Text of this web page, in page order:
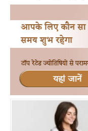
➔प्रदोष व्रत 2027
➔होलिका दहन 2027
➔होली 2027
प्रदोष व्रत 2027